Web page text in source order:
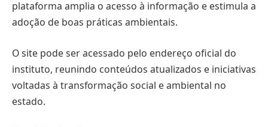
plataforma amplia o acesso à informação e estimula a
adoção de boas práticas ambientais.
O site pode ser acessado pelo endereço oficial do
instituto, reunindo conteúdos atualizados e iniciativas
voltadas à transformação social e ambiental no
estado.